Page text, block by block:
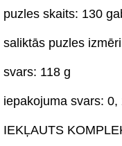
puzles skaits: 130
saliktās puzles
svars: 118 g
iepakojuma svars: 0,
IEKĻAUTS